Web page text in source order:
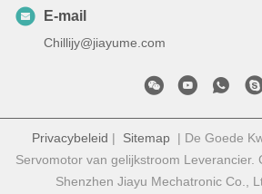
E-mail
Chillijy@jiayume.com
Privacybeleid | Sitemap| De Goede
Servomotor van gelijkstroom Leverancier.
Shenzhen Jiayu Mechatronic Co.,